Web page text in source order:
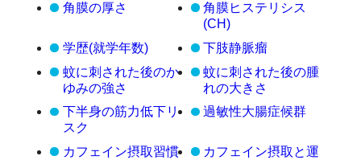
角膜の厚さ
角膜ヒステリシス
(CH)
学歴(就学年数)
下肢静脈瘤
蚊に刺された後のか
ゆみの強さ
蚊に刺された後の腫
れの大きさ
下半身の筋力低下リ
スク
過敏性大腸症候群
カフェイン摂取習慣
カフェイン摂取と運